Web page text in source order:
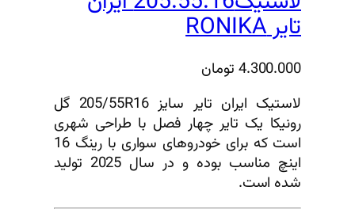
تایر RONIKA
4.300.000 تومان
لاستیک ایران تایر سایز 205/55R16 گل
رونیکا یک تایر چهار فصل با طراحی شهری
است که برای خودروهای سواری با رینگ 16
اینچ مناسب بوده و در سال 2025 تولید
شده است.